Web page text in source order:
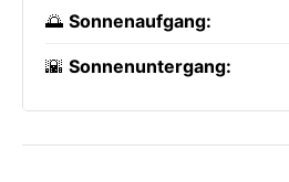
🌅 Sonnenaufgang:
🌇 Sonnenuntergang: